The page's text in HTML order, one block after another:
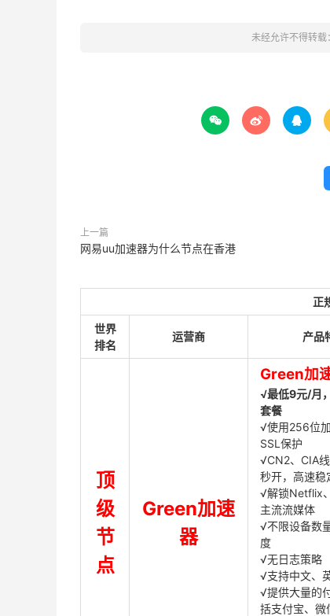
未经允许不得转载：
  
上一篇
网易uu加速器为什么节点在香港
正
世界
排名
运营商 产品
顶
级
节
点
Green加速
器
Green加
√最低9元/月
套餐
√使用256位
SSL保护
√CN2、CIA
秒开，高速稳
√解锁Netflix
主流流媒体
√不限设备数
度
√无日志策略
√支持中文、
√提供大量的
括支付宝、微